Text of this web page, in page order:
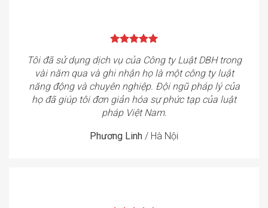
Tôi đã sử dụng dịch vụ của Công ty Luật DBH trong
vài năm qua và ghi nhận họ là một công ty luật
năng động và chuyên nghiệp. Đội ngũ pháp lý của
họ đã giúp tôi đơn giản hóa sự phức tạp của luật
pháp Việt Nam.
Phương Linh / Hà Nội